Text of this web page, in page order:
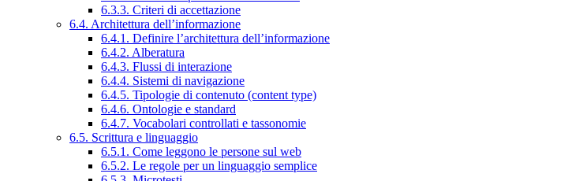
6.3.3. Criteri di accettazione
6.4. Architettura dell’informazione
6.4.1. Definire l’architettura dell’informazione
6.4.2. Alberatura
6.4.3. Flussi di interazione
6.4.4. Sistemi di navigazione
6.4.5. Tipologie di contenuto (content type)
6.4.6. Ontologie e standard
6.4.7. Vocabolari controllati e tassonomie
6.5. Scrittura e linguaggio
6.5.1. Come leggono le persone sul web
6.5.2. Le regole per un linguaggio semplice